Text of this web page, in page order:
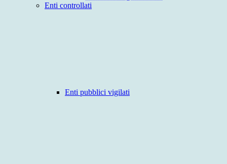
Enti controllati
Enti pubblici vigilati